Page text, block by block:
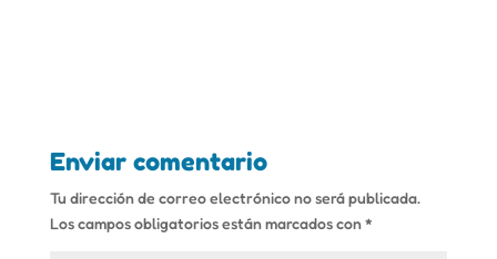
Enviar comentario
Tu dirección de correo electrónico no será publicada.
Los campos obligatorios están marcados con*